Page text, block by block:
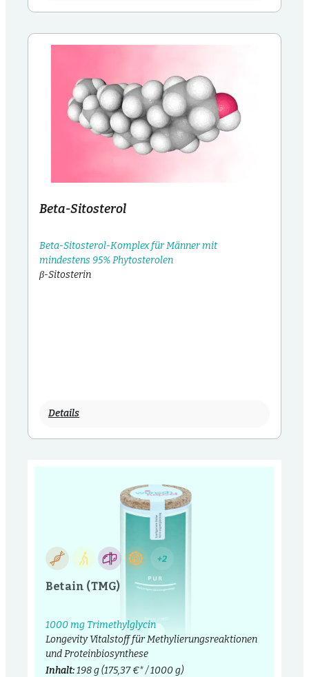
Beta-Sitosterol
Beta-Sitosterol-Komplex für Männer mit
mindestens 95% Phytosterolen
β-Sitosterin
Details
+2
Betain (TMG)
1000 mg Trimethylglycin
Longevity Vitalstoff für Methylierungsreaktionen
und Proteinbiosynthese
Inhalt:198 g(175,37 €* / 1000 g)